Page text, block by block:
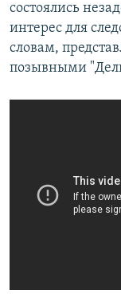
состоялись
интерес для
словам,
позывными